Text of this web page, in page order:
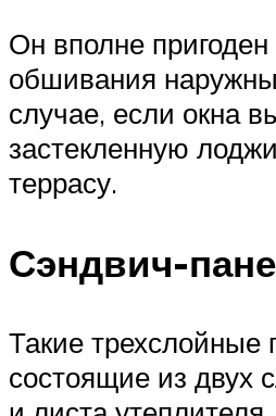
Он вполне
обшивания
случае, если окна
застекленную
террасу.
Сэндвич-
Такие трехслойные
состоящие из двух